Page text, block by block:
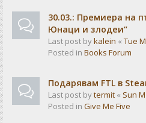
30.03.: Премиера на
Юнаци и злодеи“
Last post bykalein « Tue
Posted in Books Forum
Подарявам FTL в
Last post bytermit « Sun
Posted in Give Me Five